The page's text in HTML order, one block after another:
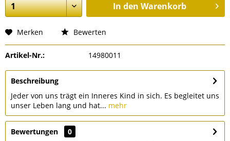
In den Warenkorb
Merken Bewerten
Artikel-Nr.: 14980011
Beschreibung
Jeder von uns trägt ein Inneres Kind in sich. Es begleitet uns
unser Leben lang und hat... mehr
Bewertungen
0